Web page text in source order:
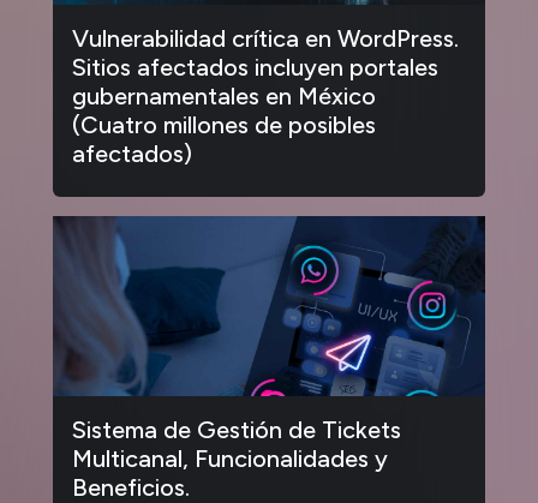
Vulnerabilidad crítica en WordPress.
Sitios afectados incluyen portales
gubernamentales en México
(Cuatro millones de posibles
afectados)
Sistema de Gestión de Tickets
Multicanal, Funcionalidades y
Beneficios.